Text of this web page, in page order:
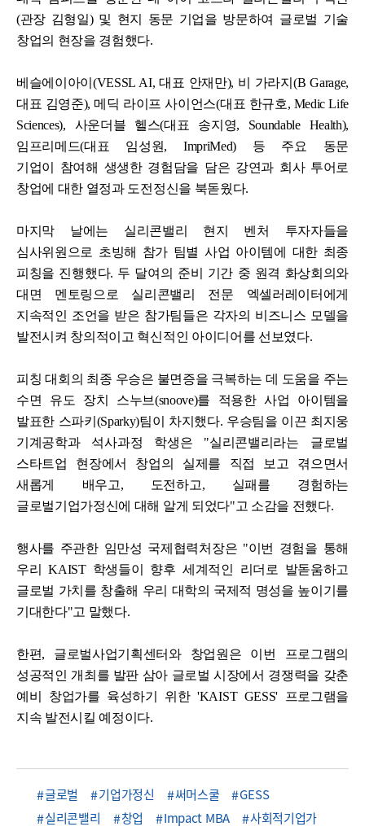
(관장 김형일) 및 현지 동문 기업을 방문하여 글로벌 기술
창업의 현장을 경험했다.
베슬에이아이(VESSL AI, 대표 안재만), 비 가라지(B Garage,
대표 김영준), 메딕 라이프 사이언스(대표 한규호, Medic Life
Sciences), 사운더블 헬스(대표 송지영, Soundable Health),
임프리메드(대표 임성원, ImpriMed) 등 주요 동문
기업이 참여해 생생한 경험담을 담은 강연과 회사 투어로
창업에 대한 열정과 도전정신을 북돋웠다.
마지막 날에는 실리콘밸리 현지 벤처 투자자들을
심사위원으로 초빙해 참가 팀별 사업 아이템에 대한 최종
피칭을 진행했다. 두 달여의 준비 기간 중 원격 화상회의와
대면 멘토링으로 실리콘밸리 전문 엑셀러레이터에게
지속적인 조언을 받은 참가팀들은 각자의 비즈니스 모델을
발전시켜 창의적이고 혁신적인 아이디어를 선보였다.
피칭 대회의 최종 우승은 불면증을 극복하는 데 도움을 주는
수면 유도 장치 스누브(snoove)를 적용한 사업 아이템을
발표한 스파키(Sparky)팀이 차지했다. 우승팀을 이끈 최지웅
기계공학과 석사과정 학생은 "실리콘밸리라는 글로벌
스타트업 현장에서 창업의 실제를 직접 보고 겪으면서
새롭게 배우고, 도전하고, 실패를 경험하는
글로벌기업가정신에 대해 알게 되었다"고 소감을 전했다.
행사를 주관한 임만성 국제협력처장은 "이번 경험을 통해
우리 KAIST 학생들이 향후 세계적인 리더로 발돋움하고
글로벌 가치를 창출해 우리 대학의 국제적 명성을 높이기를
기대한다"고 말했다.
한편, 글로벌사업기획센터와 창업원은 이번 프로그램의
성공적인 개최를 발판 삼아 글로벌 시장에서 경쟁력을 갖춘
예비 창업가를 육성하기 위한 'KAIST GESS' 프로그램을
지속 발전시킬 예정이다.
글로벌 기업가정신 써머스쿨
GESS
실리콘밸리
창업 Impact MBA
사회적기업가